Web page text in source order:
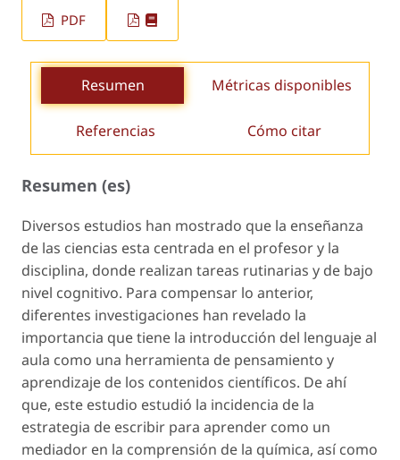
PDF
Resumen Métricas disponibles
Referencias Cómo citar
Resumen (es)
Diversos estudios han mostrado que la enseñanza
de las ciencias esta centrada en el profesor y la
disciplina, donde realizan tareas rutinarias y de bajo
nivel cognitivo. Para compensar lo anterior,
diferentes investigaciones han revelado la
importancia que tiene la introducción del lenguaje al
aula como una herramienta de pensamiento y
aprendizaje de los contenidos científicos. De ahí
que, este estudio estudió la incidencia de la
estrategia de escribir para aprender como un
mediador en la comprensión de la química, así como